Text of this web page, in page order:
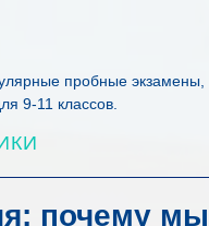
пробные экзамены,
9-11 классов.
почему